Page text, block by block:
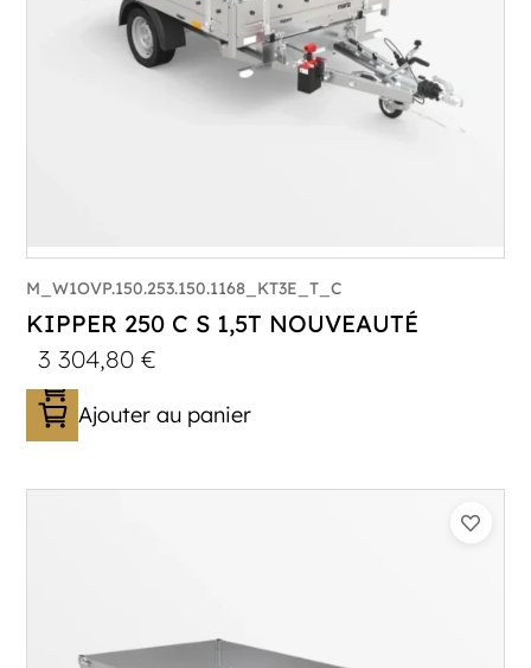
Longueur utile (mm) :2530
M_W1OVP.150.253.150.1168_KT3E_T_C
KIPPER 250 C S 1,5T NOUVEAUTÉ
3 304,80€
Ajouter au panier